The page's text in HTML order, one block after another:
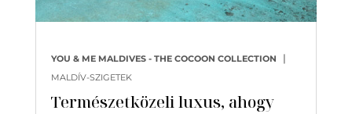
Természetközeli luxus, ahogy
YOU & ME MALDIVES - THE COCOON COLLECTION |
MALDÍV-SZIGETEK